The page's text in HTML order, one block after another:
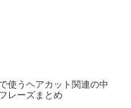
使うヘアカット関連の中
レーズまとめ